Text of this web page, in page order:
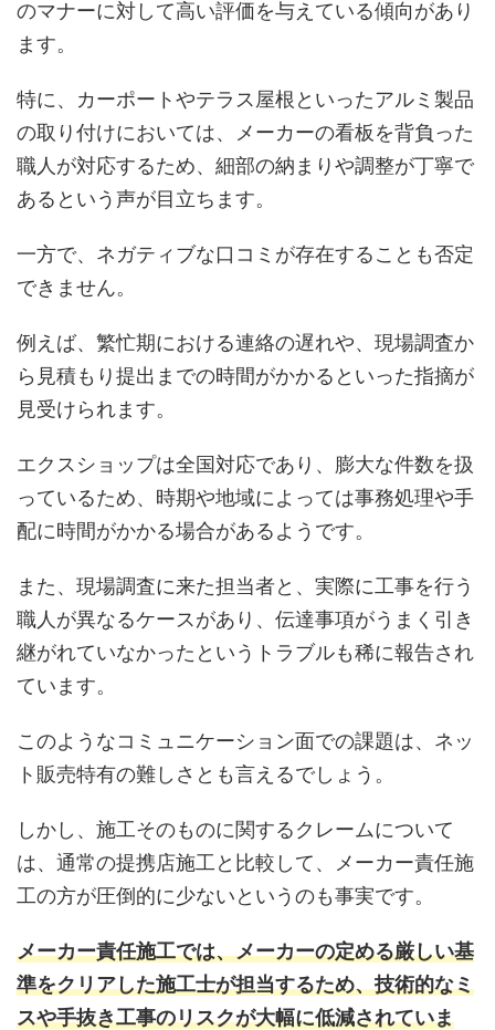
のマナーに対して高い評価を与えている傾向があり
ます。
特に、カーポートやテラス屋根といったアルミ製品
の取り付けにおいては、メーカーの看板を背負った
職人が対応するため、細部の納まりや調整が丁寧で
あるという声が目立ちます。
一方で、ネガティブな口コミが存在することも否定
できません。
例えば、繁忙期における連絡の遅れや、現場調査か
ら見積もり提出までの時間がかかるといった指摘が
見受けられます。
エクスショップは全国対応であり、膨大な件数を扱
っているため、時期や地域によっては事務処理や手
配に時間がかかる場合があるようです。
また、現場調査に来た担当者と、実際に工事を行う
職人が異なるケースがあり、伝達事項がうまく引き
継がれていなかったというトラブルも稀に報告され
ています。
このようなコミュニケーション面での課題は、ネッ
ト販売特有の難しさとも言えるでしょう。
しかし、施工そのものに関するクレームについて
は、通常の提携店施工と比較して、メーカー責任施
工の方が圧倒的に少ないというのも事実です。
メーカー責任施工では、メーカーの定める厳しい基
準をクリアした施工士が担当するため、技術的なミ
スや手抜き工事のリスクが大幅に低減されていま